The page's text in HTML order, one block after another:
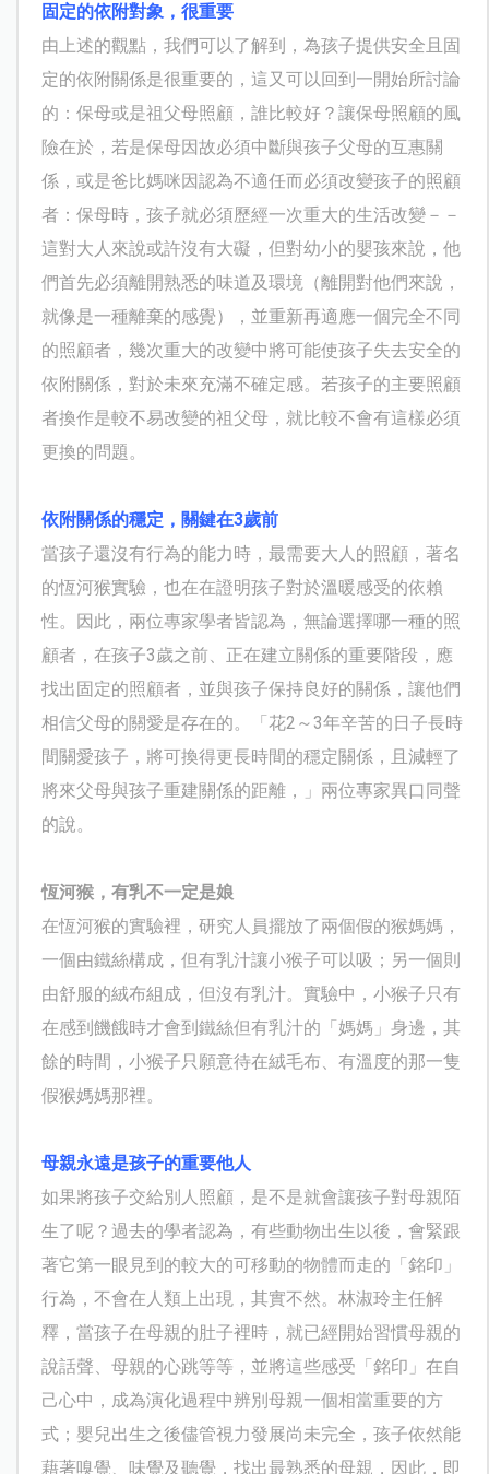
固定的依附對象，很重要
由上述的觀點，我們可以了解到，為孩子提供安全且固
定的依附關係是很重要的，這又可以回到一開始所討論
的：保母或是祖父母照顧，誰比較好？讓保母照顧的風
險在於，若是保母因故必須中斷與孩子父母的互惠關
係，或是爸比媽咪因認為不適任而必須改變孩子的照顧
者：保母時，孩子就必須歷經一次重大的生活改變－－
這對大人來說或許沒有大礙，但對幼小的嬰孩來說，他
們首先必須離開熟悉的味道及環境（離開對他們來說，
就像是一種離棄的感覺），並重新再適應一個完全不同
的照顧者，幾次重大的改變中將可能使孩子失去安全的
依附關係，對於未來充滿不確定感。若孩子的主要照顧
者換作是較不易改變的祖父母，就比較不會有這樣必須
更換的問題。
依附關係的穩定，關鍵在3歲前
當孩子還沒有行為的能力時，最需要大人的照顧，著名
的恆河猴實驗，也在在證明孩子對於溫暖感受的依賴
性。因此，兩位專家學者皆認為，無論選擇哪一種的照
顧者，在孩子3歲之前、正在建立關係的重要階段，應
找出固定的照顧者，並與孩子保持良好的關係，讓他們
相信父母的關愛是存在的。「花2 ～3年辛苦的日子長時
間關愛孩子，將可換得更長時間的穩定關係，且減輕了
將來父母與孩子重建關係的距離，」兩位專家異口同聲
的說。
恆河猴，有乳不一定是娘
在恆河猴的實驗裡，研究人員擺放了兩個假的猴媽媽，
一個由鐵絲構成，但有乳汁讓小猴子可以吸；另一個則
由舒服的絨布組成，但沒有乳汁。實驗中，小猴子只有
在感到饑餓時才會到鐵絲但有乳汁的「媽媽」身邊，其
餘的時間，小猴子只願意待在絨毛布、有溫度的那一隻
假猴媽媽那裡。
母親永遠是孩子的重要他人
如果將孩子交給別人照顧，是不是就會讓孩子對母親陌
生了呢？過去的學者認為，有些動物出生以後，會緊跟
著它第一眼見到的較大的可移動的物體而走的「銘印」
行為，不會在人類上出現，其實不然。林淑玲主任解
釋，當孩子在母親的肚子裡時，就已經開始習慣母親的
說話聲、母親的心跳等等，並將這些感受「銘印」在自
己心中，成為演化過程中辨別母親一個相當重要的方
式；嬰兒出生之後儘管視力發展尚未完全，孩子依然能
藉著嗅覺、味覺及聽覺，找出最熟悉的母親，因此，即